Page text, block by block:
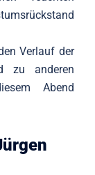
Verlauf der
zu anderen
Abend